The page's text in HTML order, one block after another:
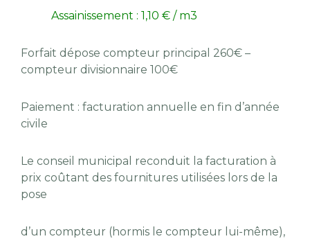
Assainissement : 1,10 € / m3
Forfait dépose compteur principal 260€ –
compteur divisionnaire 100€
Paiement : facturation annuelle en fin d’année
civile
Le conseil municipal reconduit la facturation à
prix coûtant des fournitures utilisées lors de la
pose
d’un compteur (hormis le compteur lui-même),